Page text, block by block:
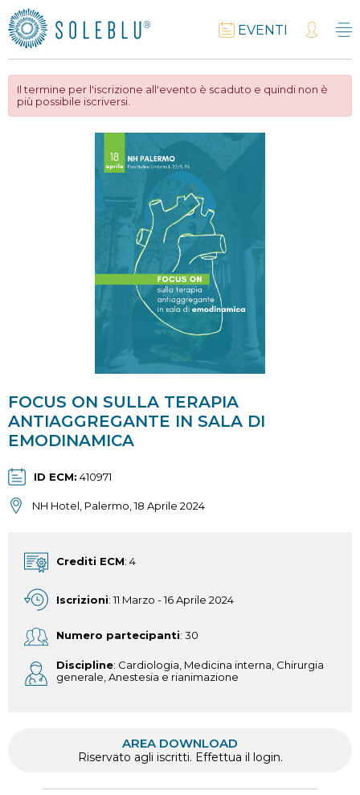
EVENTI
Il termine per l'iscrizione all'evento è scaduto e quindi non è
più possibile iscriversi.
FOCUS ON SULLA TERAPIA
ANTIAGGREGANTE IN SALA DI
EMODINAMICA
ID ECM 410971
NH Hotel, Palermo, 18 Aprile 2024
Crediti ECM: 4
Iscrizioni: 11 Marzo - 16 Aprile 2024
Numero partecipanti: 30
Discipline: Cardiologia, Medicina interna, Chirurgia
generale, Anestesia e rianimazione
AREA DOWNLOAD
Riservato agli iscritti. Effettua il login.